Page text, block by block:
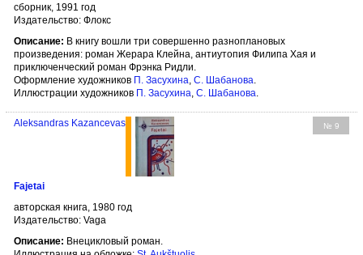
сборник, 1991 год
Издательство: Флокс
Описание: В книгу вошли три совершенно разноплановых
произведения: роман Жерара Клейна, антиутопия Филипа Хая и
приключенческий роман Фрэнка Ридли.
Оформление художников П. Засухина, С. Шабанова.
Иллюстрации художников П. Засухина, С. Шабанова.
№ 9
Aleksandras Kazancevas
Fajetai
авторская книга, 1980 год
Издательство: Vaga
Описание: Внецикловый роман.